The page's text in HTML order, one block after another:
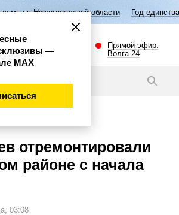
области Год единства народов
Прямой эфир.
Волга 24
отремонтировали
районе с начала
03:08
—
МАХ